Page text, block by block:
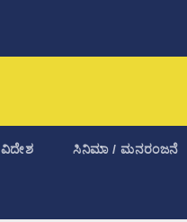
ವಿದೇಶ ಸಿನಿಮಾ / ಮನರಂಜನೆ